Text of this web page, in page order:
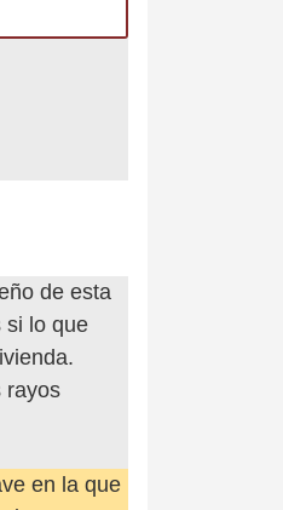
de esta
si lo que
rayos
en la que